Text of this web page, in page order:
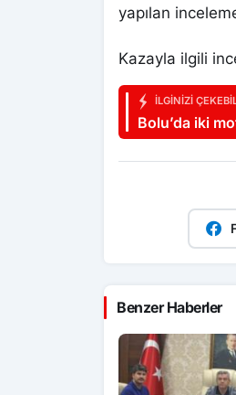
yapılan
Kazayla ilgili
İLGINIZI
Bolu’da iki
Benzer Haberler